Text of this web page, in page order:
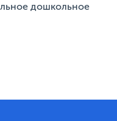
дошкольное